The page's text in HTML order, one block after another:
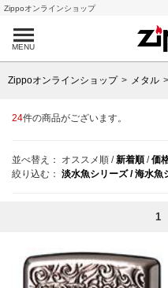
Zippoオンラインショップ
MENU
Zippoオンラインショップ メタル
24件の商品がございます。
並べ替え： オススメ順 /新着順 /価
絞り込む： 淡水魚シリーズ / 海水魚
1